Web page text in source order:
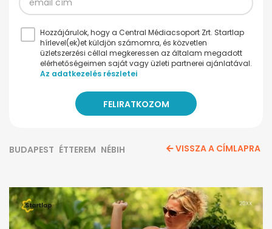
Hozzájárulok, hogy a Central Médiacsoport Zrt. Startlap
hírlevel(ek)et küldjön számomra, és közvetlen
üzletszerzési céllal megkeressen az általam megadott
elérhetőségeimen saját vagy üzleti partnerei ajánlatával.
Az adatkezelés részletei
BUDAPEST ÉTTEREM NÉBIH VISSZA A CÍMLAPRA